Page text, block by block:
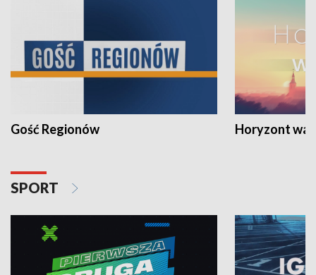
Gość Regionów Horyzont
SPORT